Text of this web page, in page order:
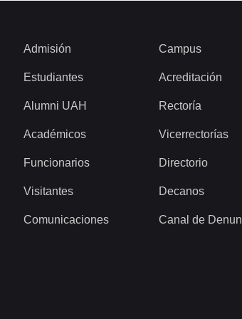
Admisión
Estudiantes
Alumni UAH
Académicos
Funcionarios
Visitantes
Comunicaciones
Campus
Acreditación
Rectoría
Vicerrectorías
Directorio
Decanos
Canal de